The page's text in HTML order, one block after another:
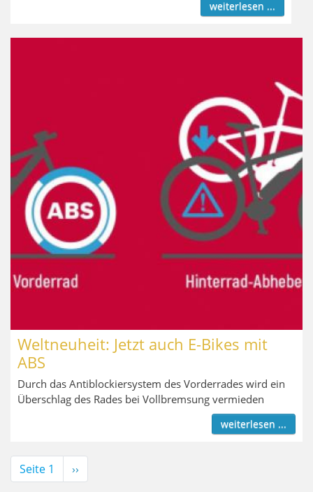
weiterlesen ...
Weltneuheit: Jetzt auch E-Bikes mit
ABS
Durch das Antiblockiersystem des Vorderrades wird ein
Überschlag des Rades bei Vollbremsung vermieden
weiterlesen ...
Seitennummerierung
Seite 1
Nächste
Seite
››